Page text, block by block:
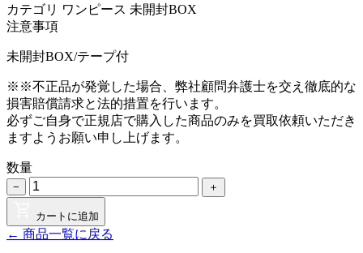
カテゴリ ワンピース 未開封BOX
注意事項
未開封BOX/テープ付
※※不正品が発覚した場合、弊社顧問弁護士を交え徹底的な
損害賠償請求と法的措置を行います。
必ずご自身で正規店で購入した商品のみを買取依頼いただき
ますようお願い申し上げます。
数量
− ＋
カートに追加
← 商品一覧に戻る